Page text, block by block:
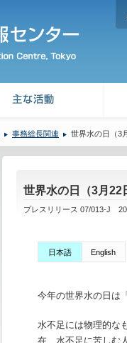
事務総長関連 世界水の日（3
世界水の日（3月22
プレスリリース 07/013-J
日本語 English
今年の世界水の日は
水不足には物理的な
在、水不足に苦しむ